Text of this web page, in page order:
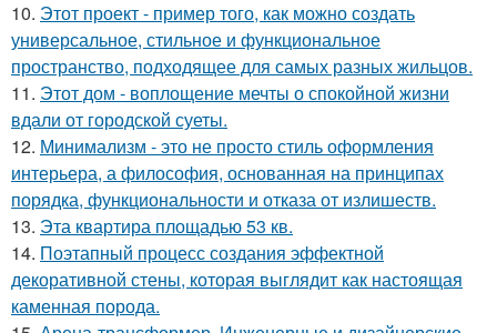
10. Этот проект - пример того, как можно создать
универсальное, стильное и функциональное
пространство, подходящее для самых разных жильцов.
11. Этот дом - воплощение мечты о спокойной жизни
вдали от городской суеты.
12. Минимализм - это не просто стиль оформления
интерьера, а философия, основанная на принципах
порядка, функциональности и отказа от излишеств.
13. Эта квартира площадью 53 кв.
14. Поэтапный процесс создания эффектной
декоративной стены, которая выглядит как настоящая
каменная порода.